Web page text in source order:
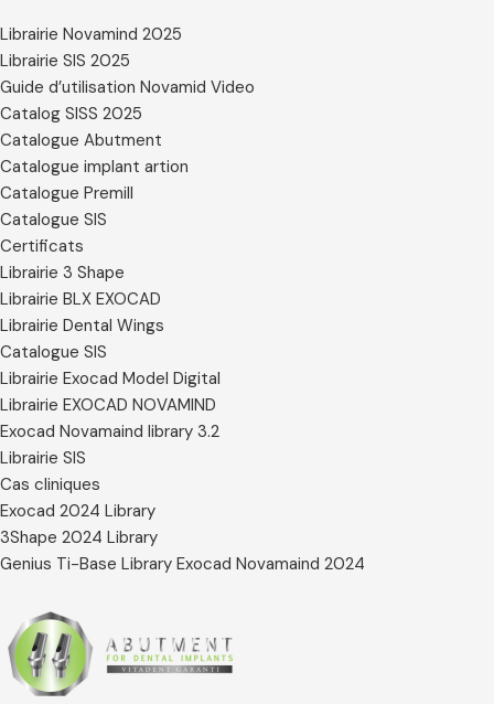
Librairie Novamind 2025
Librairie SIS 2025
Guide d’utilisation Novamid Video
Catalog SISS 2025
Catalogue Abutment
Catalogue implant artion
Catalogue Premill
Catalogue SIS
Certificats
Librairie 3 Shape
Librairie BLX EXOCAD
Librairie Dental Wings
Catalogue SIS
Librairie Exocad Model Digital
Librairie EXOCAD NOVAMIND
Exocad Novamaind library 3.2
Librairie SIS
Cas cliniques
Exocad 2024 Library
3Shape 2024 Library
Genius Ti-Base Library Exocad Novamaind 2024